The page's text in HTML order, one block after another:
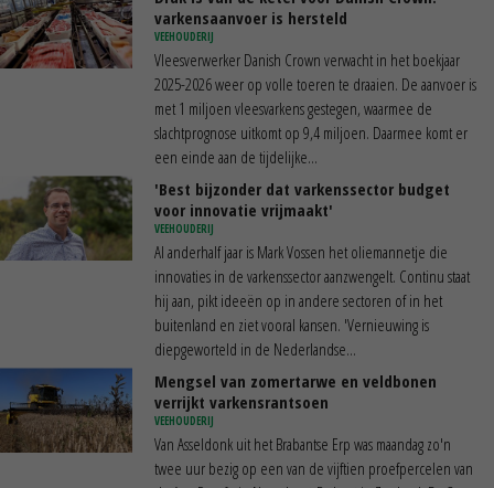
varkensaanvoer is hersteld
VEEHOUDERIJ
Vleesverwerker Danish Crown verwacht in het boekjaar
2025-2026 weer op volle toeren te draaien. De aanvoer is
met 1 miljoen vleesvarkens gestegen, waarmee de
slachtprognose uitkomt op 9,4 miljoen. Daarmee komt er
een einde aan de tijdelijke...
'Best bijzonder dat varkenssector budget
voor innovatie vrijmaakt'
VEEHOUDERIJ
Al anderhalf jaar is Mark Vossen het oliemannetje die
innovaties in de varkenssector aanzwengelt. Continu staat
hij aan, pikt ideeën op in andere sectoren of in het
buitenland en ziet vooral kansen. 'Vernieuwing is
diepgeworteld in de Nederlandse...
Mengsel van zomertarwe en veldbonen
verrijkt varkensrantsoen
VEEHOUDERIJ
Van Asseldonk uit het Brabantse Erp was maandag zo'n
twee uur bezig op een van de vijftien proefpercelen van